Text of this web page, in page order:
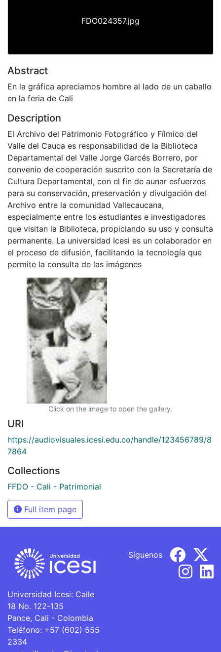
FDO024357.jpg
Abstract
En la gráfica apreciamos hombre al lado de un caballo
en la feria de Cali
Description
El Archivo del Patrimonio Fotográfico y Fílmico del
Valle del Cauca es responsabilidad de la Biblioteca
Departamental del Valle Jorge Garcés Borrero, por
convenio de cooperación suscrito con la Secretaría de
Cultura Departamental, con el fin de aunar esfuerzos
para su conservación, preservación y divulgación del
Archivo entre la comunidad Vallecaucana,
especialmente entre los estudiantes e investigadores
que visitan la Biblioteca, propiciando su uso y consulta
permanente. La universidad Icesi es un colaborador en
el proceso de difusión, facilitando la tecnología que
permite la consulta de las imágenes
Click on the image to open the gallery.
URI
https://audiovisuales.icesi.edu.co/handle/123456789/8
7864
Collections
FFDO - Cali - Patrimonial
Full item page
Universidad Icesi: Calle
18 No. 122-135
Pance, Cali - Colombia
Teléfono: +57 (602) 555
2334
Síguenos